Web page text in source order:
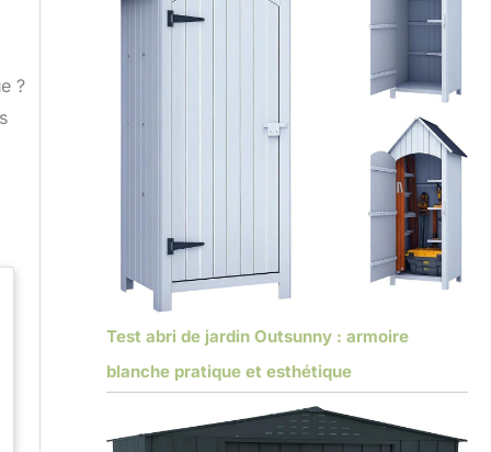
?
Test abri de jardin Outsunny : armoire
blanche pratique et esthétique